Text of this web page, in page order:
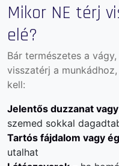
Mikor NE térj
elé?
Bár természetes a
visszatérj a
kell:
Jelentős duzzanat
szemed sokkal
Tartós fájdalom vagy
utalhat